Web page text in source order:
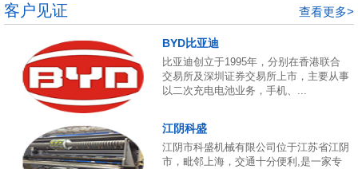
客户见证 查看更多>
BYD比亚迪
比亚迪创立于1995年，分别在香港联合
交易所及深圳证券交易所上市，主要从事
以二次充电电池业务，手机、...
江阴科盛
江阴市科盛机械有限公司位于江苏省江阴
市，毗邻上海，交通十分便利,是一家专